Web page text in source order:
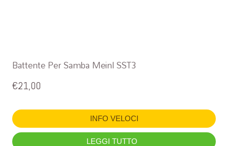
Battente Per Samba Meinl SST3
€21,00
INFO VELOCI
LEGGI TUTTO